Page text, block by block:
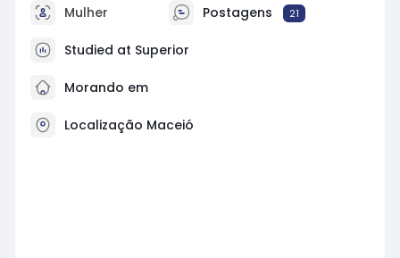
Mulher Postagens 21
Studied at Superior
Morando em
Localização Maceió